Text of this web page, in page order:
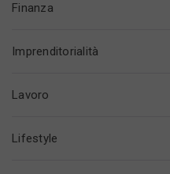
Finanza
Imprenditorialità
Lavoro
Lifestyle